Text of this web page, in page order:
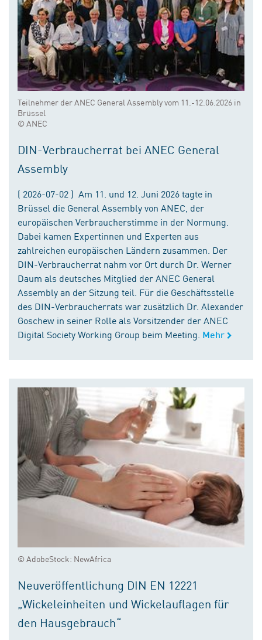
Teilnehmer der ANEC General Assembly vom 11.-12.06.2026 in
Brüssel
© ANEC
DIN-Verbraucherrat bei ANEC General
Assembly
( 2026-07-02 ) Am 11. und 12. Juni 2026 tagte in
Brüssel die General Assembly von ANEC, der
europäischen Verbraucherstimme in der Normung.
Dabei kamen Expertinnen und Experten aus
zahlreichen europäischen Ländern zusammen. Der
DIN-Verbraucherrat nahm vor Ort durch Dr. Werner
Daum als deutsches Mitglied der ANEC General
Assembly an der Sitzung teil. Für die Geschäftsstelle
des DIN-Verbraucherrats war zusätzlich Dr. Alexander
Goschew in seiner Rolle als Vorsitzender der ANEC
Digital Society Working Group beim Meeting. Mehr
© AdobeStock: NewAfrica
Neuveröffentlichung DIN EN 12221
„Wickeleinheiten und Wickelauflagen für
den Hausgebrauch“